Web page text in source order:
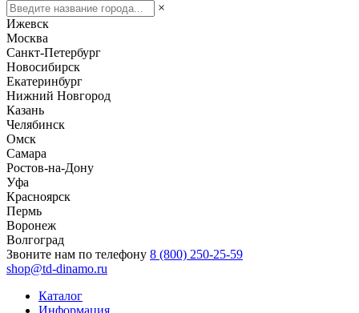
×
Ижевск
Москва
Санкт-Петербург
Новосибирск
Екатеринбург
Нижний Новгород
Казань
Челябинск
Омск
Самара
Ростов-на-Дону
Уфа
Красноярск
Пермь
Воронеж
Волгоград
Звоните нам по телефону 8 (800) 250-25-59
shop@td-dinamo.ru
Каталог
Информация